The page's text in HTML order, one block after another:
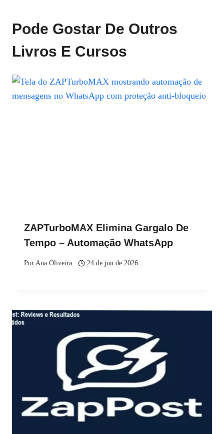
Pode Gostar De Outros
Livros E Cursos
ZAPTurboMAX Elimina Gargalo De
Tempo – Automação WhatsApp
PorAna Oliveira 24 de jun de 2026